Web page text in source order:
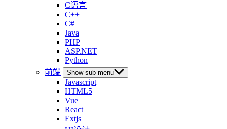
C语言
C++
C#
Java
PHP
ASP.NET
Python
前端
Show sub menu
Javascript
HTML5
Vue
React
Extjs